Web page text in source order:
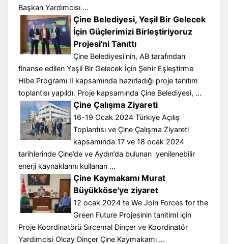
Başkan Yardımcısı ...
Çine Belediyesi, Yeşil Bir Gelecek
İçin Güçlerimizi Birleştiriyoruz
Projesi'ni Tanıttı
Çine Belediyesi'nin, AB tarafından
finanse edilen Yeşil Bir Gelecek İçin Şehir Eşleştirme
Hibe Programı II kapsamında hazırladığı proje tanıtım
toplantısı yapıldı. Proje kapsamında Çine Belediyesi, ...
Çine Çalışma Ziyareti
16-19 Ocak 2024 Türkiye Açılış
Toplantısı ve Çine Çalışma Ziyareti
kapsamında 17 ve 18 ocak 2024
tarihlerinde Çine’de ve Aydın’da bulunan yenilenebilir
enerji kaynaklarını kullanan ...
Çine Kaymakamı Murat
Büyükköse'ye ziyaret
12 ocak 2024 te We Join Forces for the
Green Future Projesinin tanitimi için
Proje Koordinatörü Sırcemal Dinçer ve Koordinatör
Yardimcisi Olcay Dinçer Çine Kaymakamı ...